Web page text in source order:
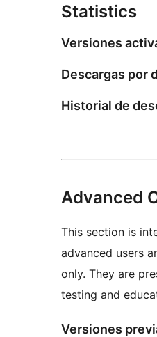
Statistics
Versiones
Descargas por
Historial de
Advanced
This section is
advanced users
only. They are
testing and
Versiones